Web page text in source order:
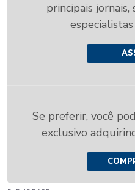
principais
Se preferir, você
exclusivo